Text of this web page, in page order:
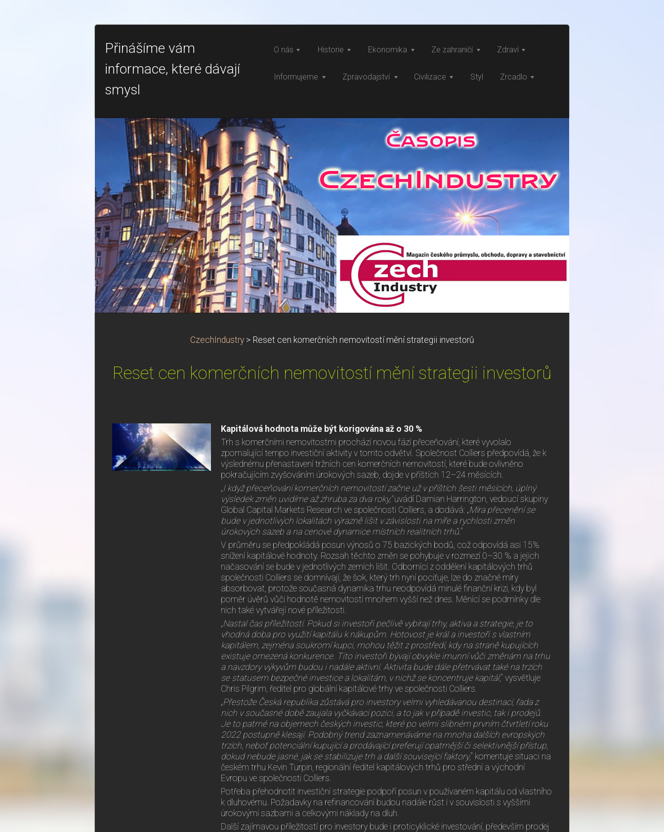
Přinášíme vám
informace, které dávají
smysl
O nás Historie Ekonomika Ze zahraničí Zdraví
Informujeme Zpravodajství Civilizace Styl Zrcadlo
CzechIndustry > Reset cen komerčních nemovitostí mění strategii investorů
Reset cen komerčních nemovitostí mění strategii investorů
Kapitálová hodnota může být korigována až o 30 %
Trh s komerčními nemovitostmi prochází novou fází přeceňování, které vyvolalo
zpomalující tempo investiční aktivity v tomto odvětví. Společnost Colliers předpovídá, že k
výslednému přenastavení tržních cen komerčních nemovitostí, které bude ovlivněno
pokračujícím zvyšováním úrokových sazeb, dojde v příštích 12–24 měsících.
„I když přeceňování komerčních nemovitostí začne už v příštích šesti měsících, úplný
výsledek změn uvidíme až zhruba za dva roky,“uvádí Damian Harrington, vedoucí skupiny
Global Capital Markets Research ve společnosti Colliers, a dodává: „Míra přecenění se
bude v jednotlivých lokalitách výrazně lišit v závislosti na míře a rychlosti změn
úrokových sazeb a na cenové dynamice místních realitních trhů.“
V průměru se předpokládá posun výnosů o 75 bazických bodů, což odpovídá asi 15%
snížení kapitálové hodnoty. Rozsah těchto změn se pohybuje v rozmezí 0–30 % a jejich
načasování se bude v jednotlivých zemích lišit. Odborníci z oddělení kapitálových trhů
společnosti Colliers se domnívají, že šok, který trh nyní pociťuje, lze do značné míry
absorbovat, protože současná dynamika trhu neodpovídá minulé finanční krizi, kdy byl
poměr úvěrů vůči hodnotě nemovitostí mnohem vyšší než dnes. Měnící se podmínky dle
nich také vytvářejí nové příležitosti.
„Nastal čas příležitostí. Pokud si investoři pečlivě vybírají trhy, aktiva a strategie, je to
vhodná doba pro využití kapitálu k nákupům. Hotovost je král a investoři s vlastním
kapitálem, zejména soukromí kupci, mohou těžit z prostředí, kdy na straně kupujících
existuje omezená konkurence. Tito investoři bývají obvykle imunní vůči změnám na trhu
a navzdory výkyvům budou i nadále aktivní. Aktivita bude dále přetrvávat také na trzích
se statusem bezpečné investice a lokalitám, v nichž se koncentruje kapitál,“ vysvětluje
Chris Pilgrim, ředitel pro globální kapitálové trhy ve společnosti Colliers.
„Přestože Česká republika zůstává pro investory velmi vyhledávanou destinací, řada z
nich v současné době zaujala vyčkávací pozici, a to jak v případě investic, tak i prodejů.
Je to patrné na objemech českých investic, které po velmi slibném prvním čtvrtletí roku
2022 postupně klesají. Podobný trend zaznamenáváme na mnoha dalších evropských
trzích, neboť potenciální kupující a prodávající preferují opatrnější či selektivnější přístup,
dokud nebude jasné, jak se stabilizuje trh a další související faktory,“ komentuje situaci na
českém trhu Kevin Turpin, regionální ředitel kapitálových trhů pro střední a východní
Evropu ve společnosti Colliers.
Potřeba přehodnotit investiční strategie podpoří posun v používaném kapitálu od vlastního
k dluhovému. Požadavky na refinancování budou nadále růst i v souvislosti s vyššími
úrokovými sazbami a celkovými náklady na dluh.
Další zajímavou příležitostí pro investory bude i proticyklické investování, především prodej